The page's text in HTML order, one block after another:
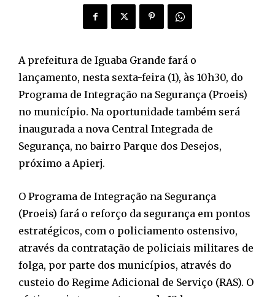
A prefeitura de Iguaba Grande fará o
lançamento, nesta sexta-feira (1), às 10h30, do
Programa de Integração na Segurança (Proeis)
no município. Na oportunidade também será
inaugurada a nova Central Integrada de
Segurança, no bairro Parque dos Desejos,
próximo a Apierj.
O Programa de Integração na Segurança
(Proeis) fará o reforço da segurança em pontos
estratégicos, com o policiamento ostensivo,
através da contratação de policiais militares de
folga, por parte dos municípios, através do
custeio do Regime Adicional de Serviço (RAS). O